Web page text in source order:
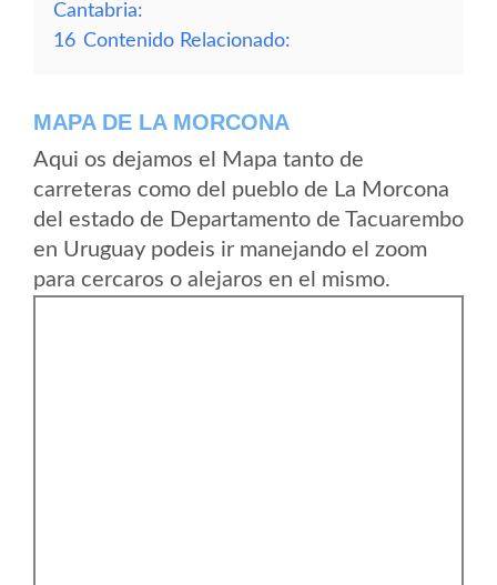
Cantabria:
16 Contenido Relacionado:
MAPA DE LA MORCONA
Aqui os dejamos el Mapa tanto de
carreteras como del pueblo de La Morcona
del estado de Departamento de Tacuarembo
en Uruguay podeis ir manejando el zoom
para cercaros o alejaros en el mismo.